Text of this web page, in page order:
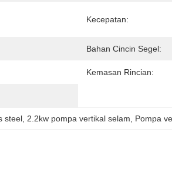
Kecepatan:
Bahan Cincin Segel:
Kemasan Rincian:
steel 2.2kw pompa vertikal selam Pompa